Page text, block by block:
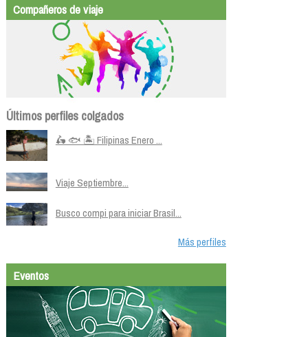
Compañeros de viaje
Últimos perfiles colgados
🛵 🐟 🏝️ Filipinas Enero ...
Viaje Septiembre...
Busco compi para iniciar Brasil...
Más perfiles
Eventos